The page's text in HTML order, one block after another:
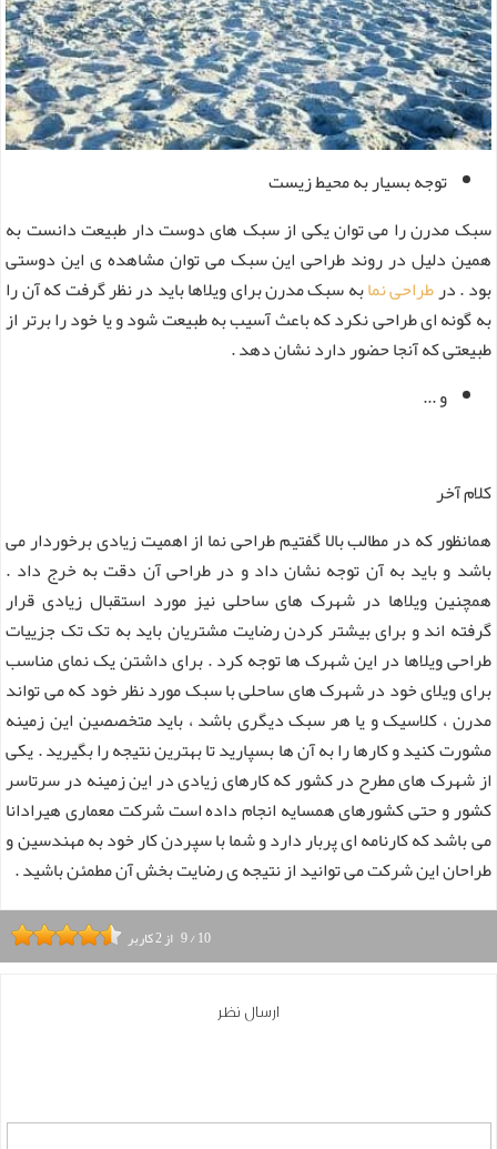
توجه بسیار به محیط زیست
سبک مدرن را می توان یکی از سبک های دوست دار طبیعت دانست به
همین دلیل در روند طراحی این سبک می توان مشاهده ی این دوستی
بود . درطراحی نمابه سبک مدرن برای ویلاها باید در نظر گرفت که آن را
به گونه ای طراحی نکرد که باعث آسیب به طبیعت شود و یا خود را برتر از
طبیعتی که آنجا حضور دارد نشان دهد .
و ...
کلام آخر
همانظور که در مطالب بالا گفتیم طراحی نما از اهمیت زیادی برخوردار می
باشد و باید به آن توجه نشان داد و در طراحی آن دقت به خرج داد .
همچنین ویلاها در شهرک های ساحلی نیز مورد استقبال زیادی قرار
گرفته اند و برای بیشتر کردن رضایت مشتریان باید به تک تک جزییات
طراحی ویلاها در این شهرک ها توجه کرد . برای داشتن یک نمای مناسب
برای ویلای خود در شهرک های ساحلی با سبک مورد نظر خود که می تواند
مدرن ، کلاسیک و یا هر سبک دیگری باشد ، باید متخصصین این زمینه
مشورت کنید و کارها را به آن ها بسپارید تا بهترین نتیجه را بگیرید . یکی
از شهرک های مطرح در کشور که کارهای زیادی در این زمینه در سرتاسر
کشور و حتی کشورهای همسایه انجام داده است شرکت معماری هیرادانا
می باشد که کارنامه ای پربار دارد و شما با سپردن کار خود به مهندسین و
طراحان این شرکت می توانید از نتیجه ی رضایت بخش آن مطمئن باشید .
9/10 از2کاربر
ارسال نظر